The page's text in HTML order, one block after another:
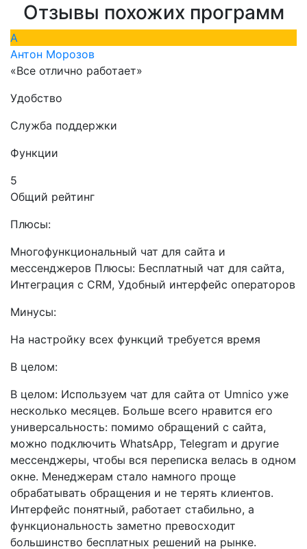
Отзывы похожих программ
А
Антон Морозов
«Все отлично работает»
Удобство
Служба поддержки
Функции
5
Общий рейтинг
Плюсы:
Многофункциональный чат для сайта и
мессенджеров Плюсы: Бесплатный чат для сайта,
Интеграция с CRM, Удобный интерфейс операторов
Минусы:
На настройку всех функций требуется время
В целом:
В целом: Используем чат для сайта от Umnico уже
несколько месяцев. Больше всего нравится его
универсальность: помимо обращений с сайта,
можно подключить WhatsApp, Telegram и другие
мессенджеры, чтобы вся переписка велась в одном
окне. Менеджерам стало намного проще
обрабатывать обращения и не терять клиентов.
Интерфейс понятный, работает стабильно, а
функциональность заметно превосходит
большинство бесплатных решений на рынке.